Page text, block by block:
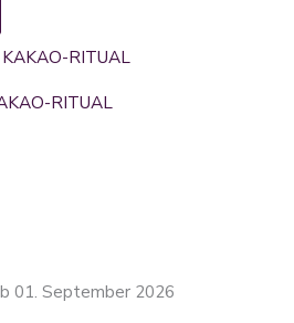
RITUAL
01. September 2026
Dieses
können